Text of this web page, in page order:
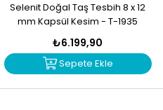
Selenit Doğal Taş Tesbih 8 x 12
mm Kapsül Kesim - T-1935
₺6.199,90
Sepete Ekle